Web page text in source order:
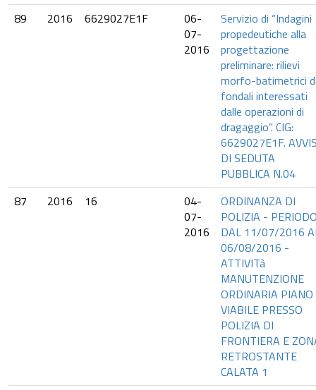
89
2016 6629027E1F
06-
07-
2016
Servizio di “Indagini
propedeutiche alla
progettazione
preliminare: rilievi
morfo-batimetrici
fondali interessati
dalle operazioni di
dragaggio”. CIG:
6629027E1F.
DI SEDUTA
PUBBLICA N.04
87
2016 16
04-
07-
2016
ORDINANZA DI
POLIZIA -
DAL 11/07/2016
06/08/2016 -
ATTIVITà
MANUTENZIONE
ORDINARIA PIANO
VIABILE PRESSO
POLIZIA DI
FRONTIERA E
RETROSTANTE
CALATA 1